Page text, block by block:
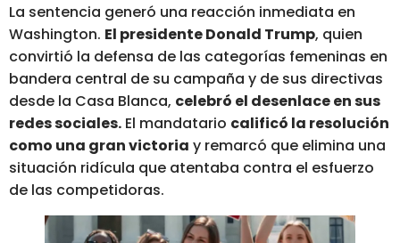
La sentencia generó una reacción inmediata en
Washington. El presidente Donald Trump, quien
convirtió la defensa de las categorías femeninas en
bandera central de su campaña y de sus directivas
desde la Casa Blanca, celebró el desenlace en sus
redes sociales. El mandatario calificó la resolución
como una gran victoria y remarcó que elimina una
situación ridícula que atentaba contra el esfuerzo
de las competidoras.